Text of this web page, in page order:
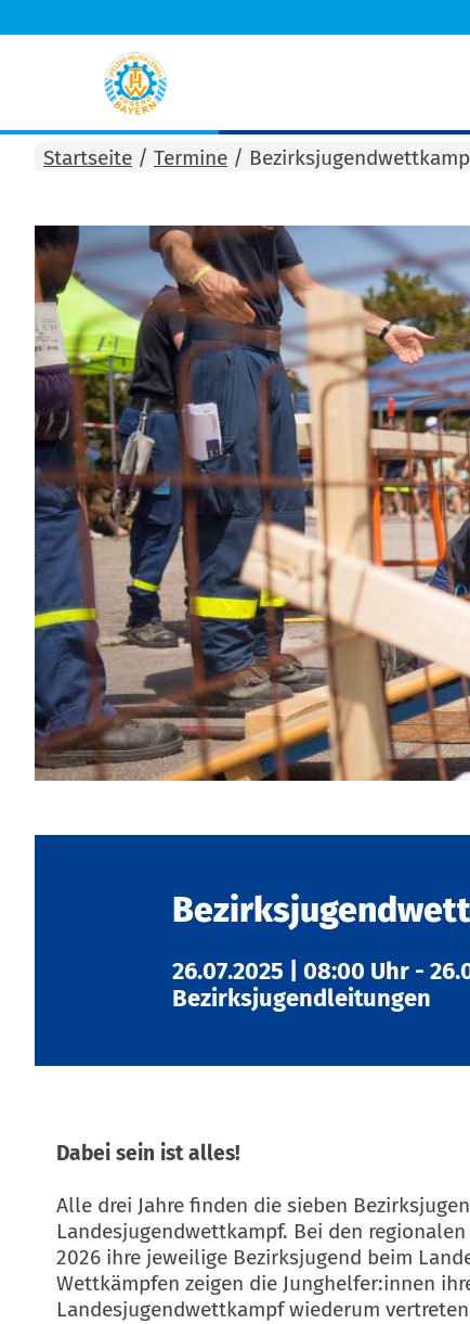
Startseite / Termine /
26.07.2025 08:00 Uhr -
Bezirksjugendleitungen
Dabei sein ist alles!
Alle drei Jahre finden die sieben
Landesjugendwettkampf. Bei den
2026 ihre jeweilige Bezirksjugend beim
Wettkämpfen zeigen die Junghelfer:innen
Landesjugendwettkampf wiederum